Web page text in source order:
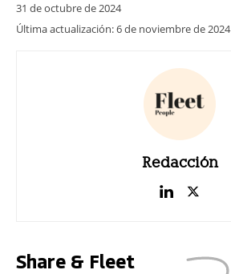
31 de octubre de 2024
Última actualización:6 de noviembre de 2024
Redacción
Share & Fleet